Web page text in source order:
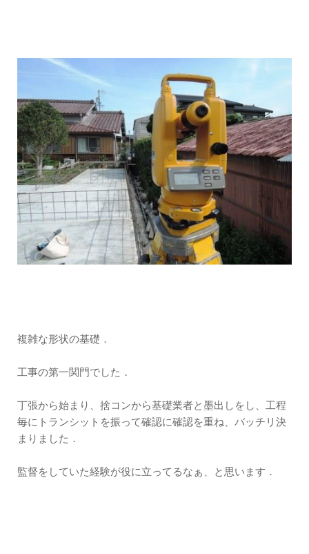
複雑な形状の基礎．
工事の第一関門でした．
丁張から始まり、捨コンから基礎業者と墨出しをし、工程
毎にトランシットを振って確認に確認を重ね、バッチリ決
まりました．
監督をしていた経験が役に立ってるなぁ、と思います．